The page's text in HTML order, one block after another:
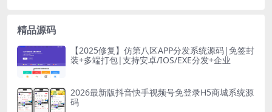
精品源码
【2025修复】仿第八区APP分发系统源码|免签封
装+多端打包|支持安卓/IOS/EXE分发+企业
2026最新版抖音快手视频号免登录H5商城系统源
码